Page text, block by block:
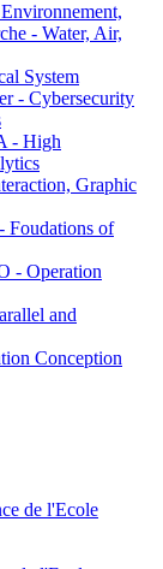
- Water, Air,
System
- Cybersecurity
- High
Graphic
of
- Operation
and
Conception
de l'Ecole